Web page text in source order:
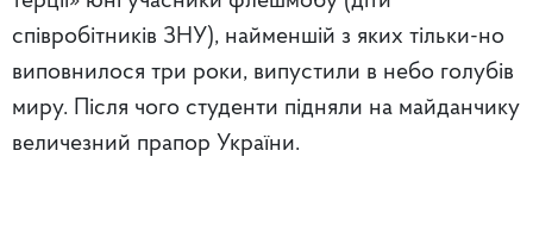
співробітників ЗНУ), найменшій з яких тільки-но
виповнилося три роки, випустили в небо голубів
миру. Після чого студенти підняли на майданчику
величезний прапор України.